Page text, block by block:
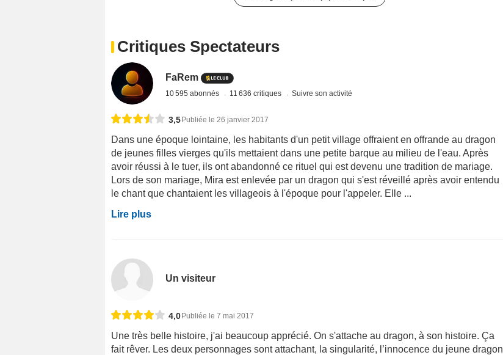
Critiques Spectateurs
FaRem
10 595 abonnés 11 636 critiques Suivre son activité
3,5Publiée le 26 janvier 2017
Dans une époque lointaine, les habitants d'un petit village offraient en offrande au dragon
de jeunes filles vierges qu'ils mettaient dans une petite barque au milieu de l'eau. Après
avoir réussi à le tuer, ils ont abandonné ce rituel qui est devenu une tradition de mariage.
Lors de son mariage, Mira est enlevée par un dragon qui s'est réveillé après avoir entendu
le chant que chantaient les villageois à l'époque pour l'appeler. Elle ...
Lire plus
Un visiteur
4,0Publiée le 7 mai 2017
Une très belle histoire, j'ai beaucoup apprécié. On s'attache au dragon, à son histoire. Ça
fait rêver. Les deux personnages sont attachant, la singularité, l’innocence du jeune dragon